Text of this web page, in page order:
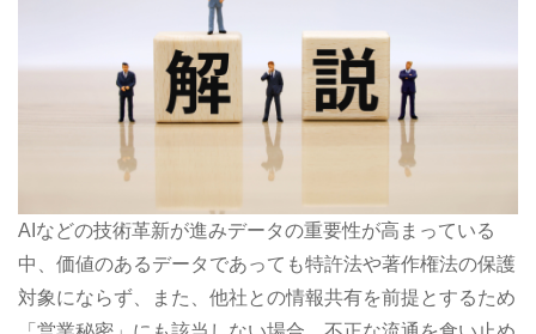
AIなどの技術革新が進みデータの重要性が高まっている
中、価値のあるデータであっても特許法や著作権法の保護
対象にならず、また、他社との情報共有を前提とするため